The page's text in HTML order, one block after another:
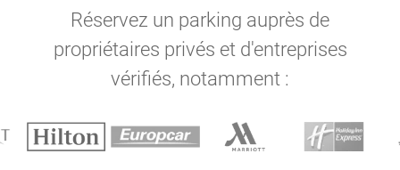
Réservez un parking auprès de
propriétaires privés et d'entreprises
vérifiés, notamment :